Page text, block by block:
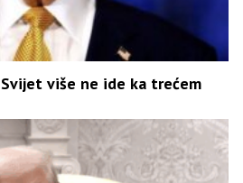
više ne ide ka trećem